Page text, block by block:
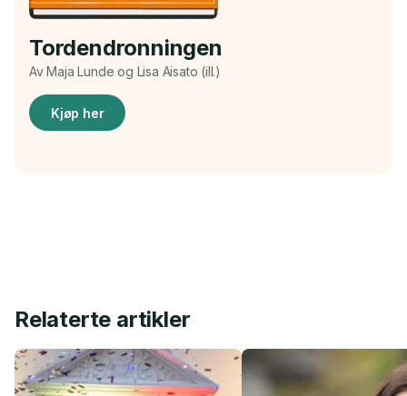
Tordendronningen
Av Maja Lunde og Lisa Aisato (ill.)
Kjøp her
Relaterte artikler